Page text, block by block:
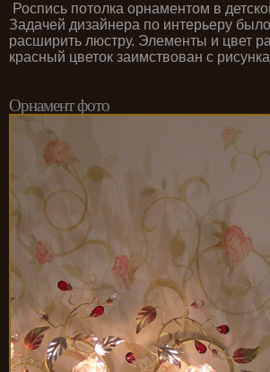
Роспись потолка орнаментом в
Задачей дизайнера по интерьеру
расширить люстру. Элементы и цвет
красный цветок заимствован с
Орнамент фото